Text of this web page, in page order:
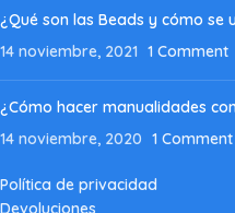
¿Qué son las Beads y cómo se
14 noviembre, 2021 1 Comment
¿Cómo hacer manualidades
14 noviembre, 2020 1 Comment
Política de privacidad
Devoluciones